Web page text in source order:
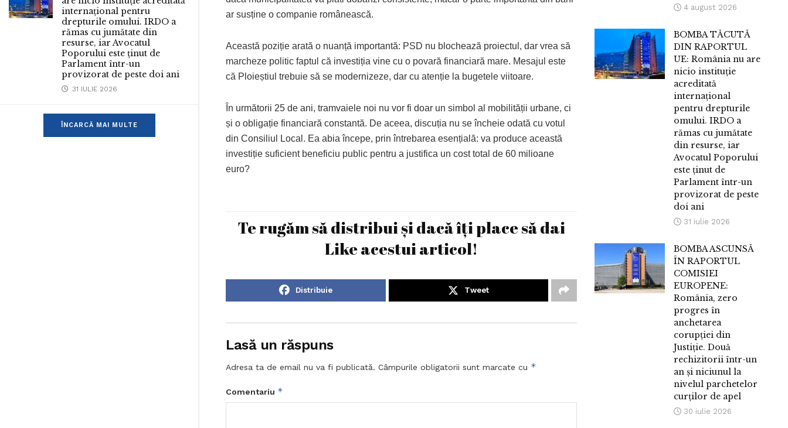
internațional pentru
drepturile omului. IRDO a
rămas cu jumătate din
resurse, iar Avocatul
Poporului este ținut de
Parlament într-un
provizorat de peste doi ani
31 IULIE 2026
ÎNCARCĂ MAI MULTE
ar susține o companie românească.
Această poziție arată o nuanță importantă: PSD nu blochează proiectul, dar vrea să
marcheze politic faptul că investiția vine cu o povară financiară mare. Mesajul este
că Ploieștiul trebuie să se modernizeze, dar cu atenție la bugetele viitoare.
În următorii 25 de ani, tramvaiele noi nu vor fi doar un simbol al mobilității urbane, ci
și o obligație financiară constantă. De aceea, discuția nu se încheie odată cu votul
din Consiliul Local. Ea abia începe, prin întrebarea esențială: va produce această
investiție suficient beneficiu public pentru a justifica un cost total de 60 milioane
euro?
Te rugăm să distribui și dacă îți place să dai
Like acestui articol!
Distribuie Tweet
Lasă un răspuns
Adresa ta de email nu va fi publicată. Câmpurile obligatorii sunt marcate cu *
Comentariu *
4 august 2026
BOMBA TĂCUTĂ
DIN RAPORTUL
UE: România nu are
nicio instituție
acreditată
internațional
pentru drepturile
omului. IRDO a
rămas cu jumătate
din resurse, iar
Avocatul Poporului
este ținut de
Parlament într-un
provizorat de peste
doi ani
31 iulie 2026
BOMBA ASCUNSĂ
ÎN RAPORTUL
COMISIEI
EUROPENE:
România, zero
progres în
anchetarea
corupției din
Justiție. Două
rechizitorii într-un
an și niciunul la
nivelul parchetelor
curților de apel
30 iulie 2026